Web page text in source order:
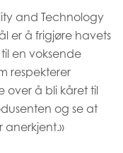
and Technology
er å frigjøre havets
en voksende
respekterer
over å bli kåret til
og se at